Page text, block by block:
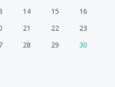
14 15
16
21 22
23
28 29
30